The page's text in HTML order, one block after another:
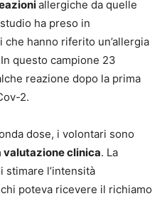
allergiche da quelle
ha preso in
hanno riferito un’allergia
questo campione 23
reazione dopo la prima
2.
dose, i volontari sono
valutazione clinica. La
stimare l’intensità
poteva ricevere il richiamo